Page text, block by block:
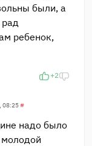
были, а
ребенок,
+2
08:25#
надо было